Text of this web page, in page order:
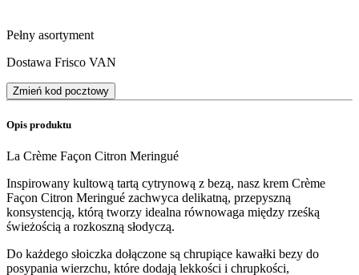
Pełny asortyment
Dostawa Frisco VAN
Zmień kod pocztowy
Opis produktu
La Crème Façon Citron Meringué
Inspirowany kultową tartą cytrynową z bezą, nasz krem Crème
Façon Citron Meringué zachwyca delikatną, przepyszną
konsystencją, którą tworzy idealna równowaga między rześką
świeżością a rozkoszną słodyczą.
Do każdego słoiczka dołączone są chrupiące kawałki bezy do
posypania wierzchu, które dodają lekkości i chrupkości,